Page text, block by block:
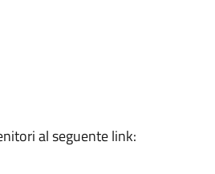
al seguente link: